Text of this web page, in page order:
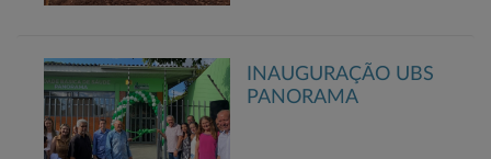
INAUGURAÇÃO UBS
PANORAMA